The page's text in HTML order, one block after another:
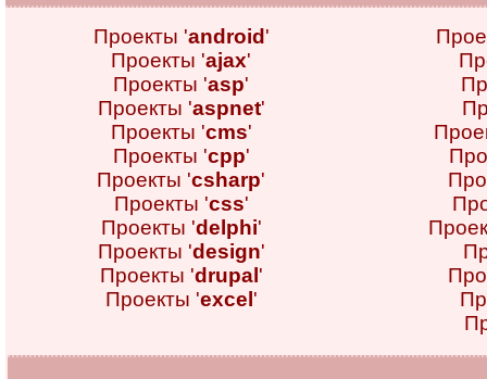
Проекты 'android '
Проекты 'ajax'
Проекты 'asp'
Проекты 'aspnet'
Проекты 'cms'
Проекты 'cpp'
Проекты 'csharp'
Проекты 'css'
Проекты 'delphi'
Проекты 'design'
Проекты 'drupal '
Проекты 'excel '